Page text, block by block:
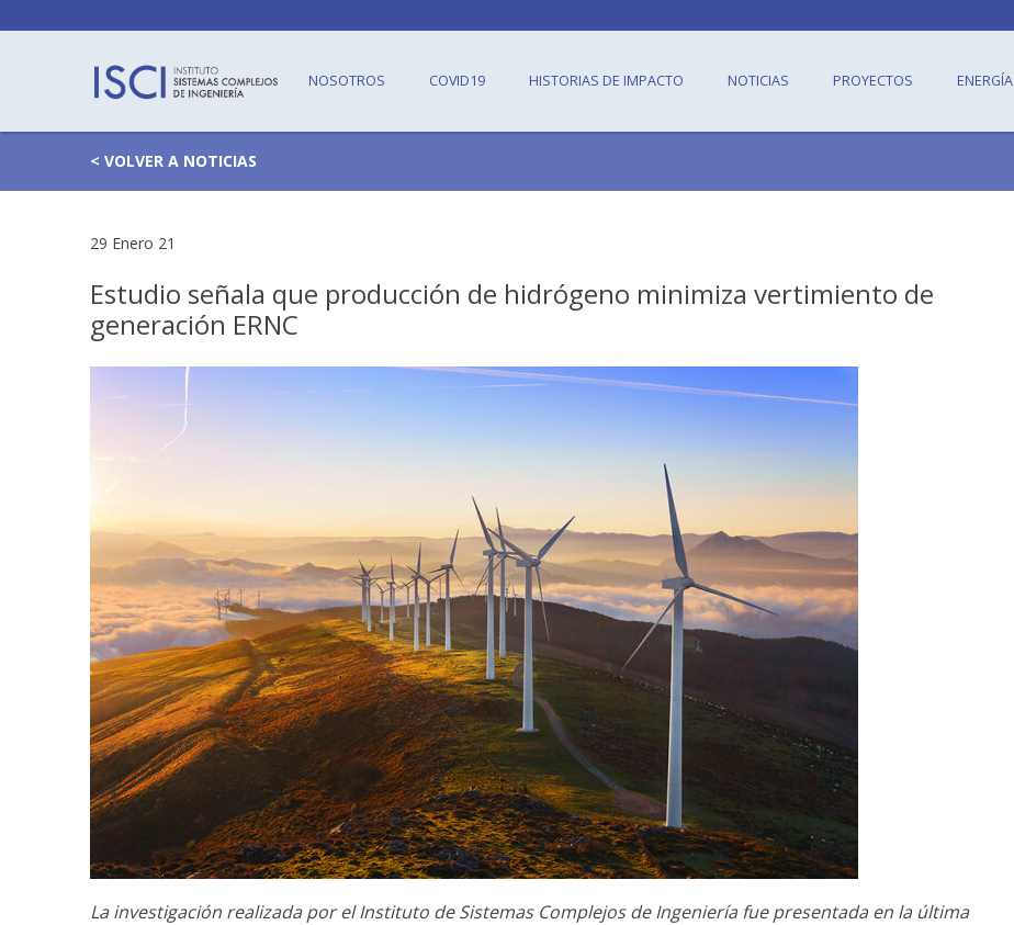
NOSOTROS COVID19 HISTORIAS DE IMPACTO NOTICIAS PROYECTOS ENERGÍA
< VOLVER A NOTICIAS
29 Enero 21
Estudio señala que producción de hidrógeno minimiza vertimiento de
generación ERNC
La investigación realizada por el Instituto de Sistemas Complejos de Ingeniería fue presentada en la última